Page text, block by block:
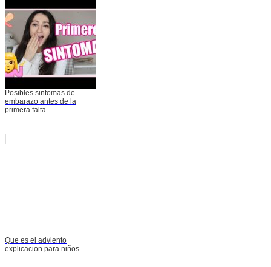
Posibles sintomas de
embarazo antes de la
primera falta
Que es el adviento
explicacion para niños